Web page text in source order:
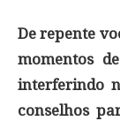
De repente
momentos
interferindo
conselhos